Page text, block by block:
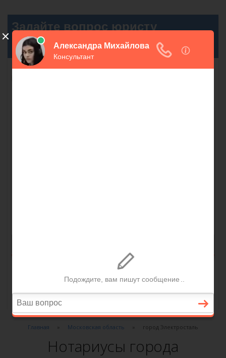
Главная Московская область город Электросталь
Нотариусы города